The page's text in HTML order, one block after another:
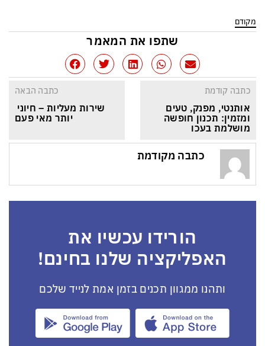
מקודם
שתפו את המאמר
כתבה קודמת
אותנטי, מפנק, טעים
ומזמין: תכנון חופשה
מושלמת בעכו
כתבה הבאה
שירות מעליות – חיוני
יותר מאי פעם
כתבה מקודמת
הורידו עכשיו את
האפליקציה שלנו בחינם!
ותהנו ממגוון תכנים בזמן אמת לנייד שלכם